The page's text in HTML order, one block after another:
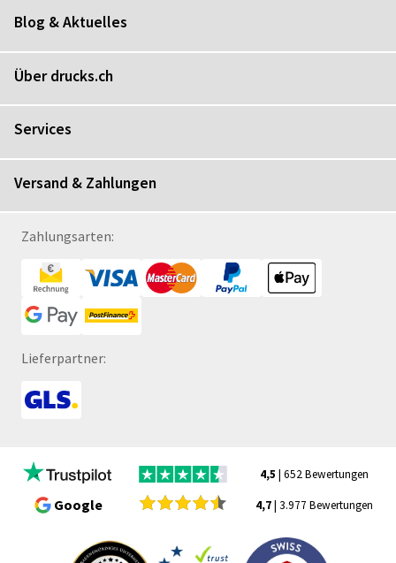
Blog & Aktuelles
Über drucks.ch
Services
Versand & Zahlungen
Zahlungsarten:
Lieferpartner:
4,5 | 652 Bewertungen
Google 4,7| 3.977 Bewertungen